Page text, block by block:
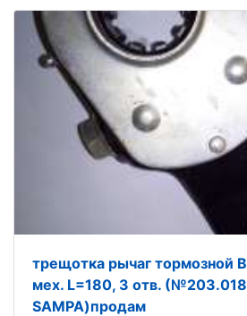
трещотка рычаг тормозной
мех. L=180, 3 отв.
SAMPA)продам